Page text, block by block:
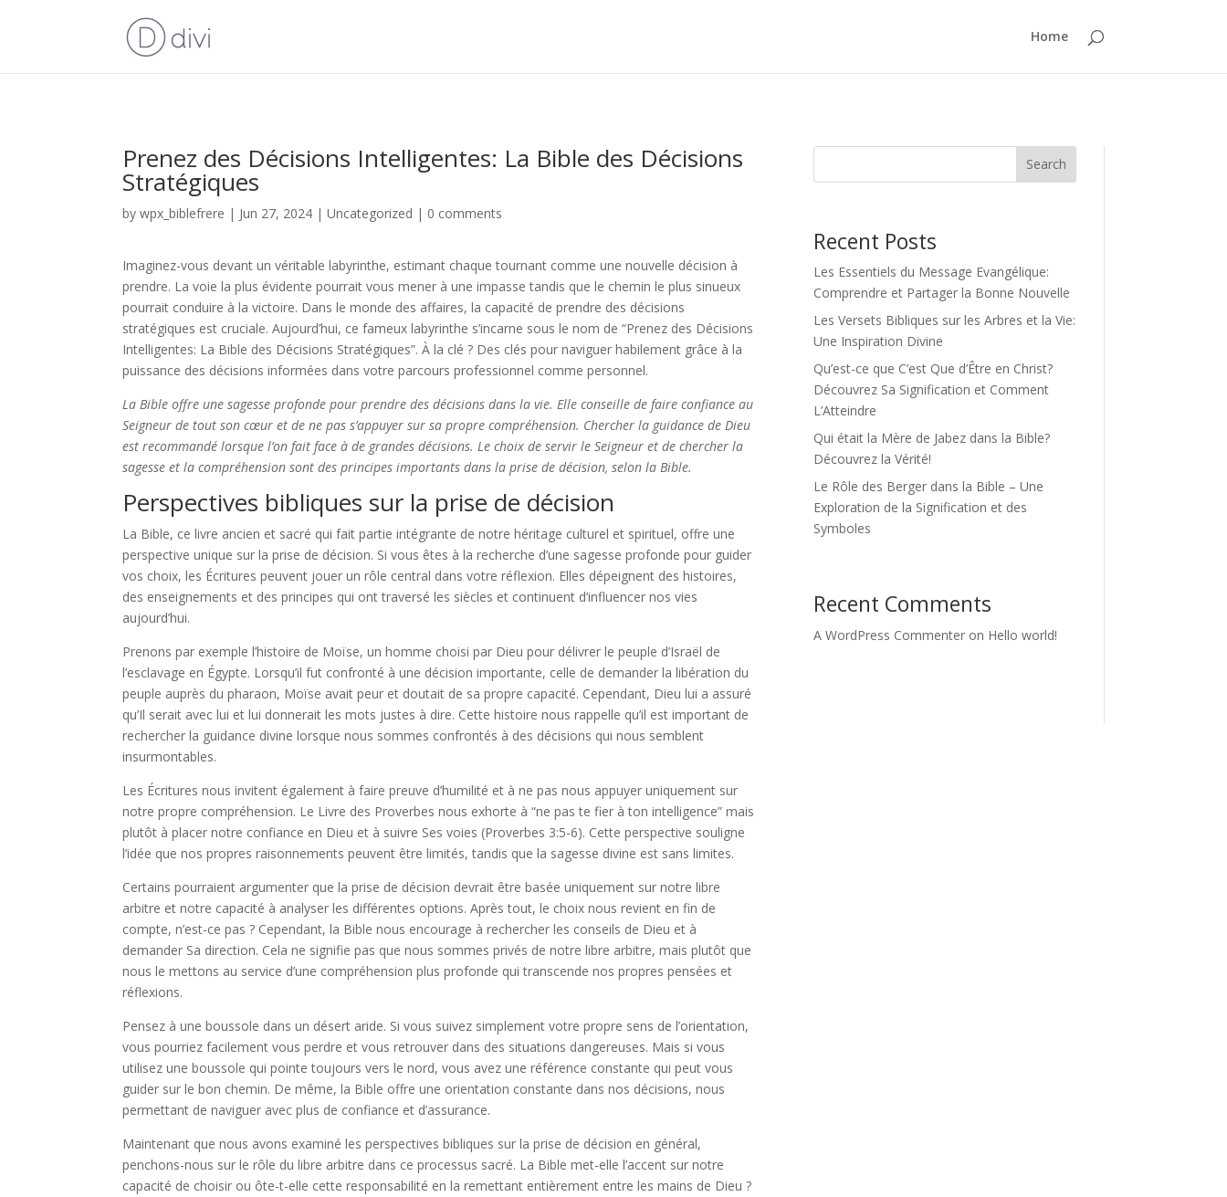
Home
Prenez des Décisions Intelligentes: La Bible des Décisions
Stratégiques
bywpx_biblefrere | Jun 27, 2024 |Uncategorized | 0 comments
Imaginez-vous devant un véritable labyrinthe, estimant chaque tournant comme une nouvelle décision à
prendre. La voie la plus évidente pourrait vous mener à une impasse tandis que le chemin le plus sinueux
pourrait conduire à la victoire. Dans le monde des affaires, la capacité de prendre des décisions
stratégiques est cruciale. Aujourd’hui, ce fameux labyrinthe s’incarne sous le nom de “Prenez des Décisions
Intelligentes: La Bible des Décisions Stratégiques”. À la clé ? Des clés pour naviguer habilement grâce à la
puissance des décisions informées dans votre parcours professionnel comme personnel.
La Bible offre une sagesse profonde pour prendre des décisions dans la vie. Elle conseille de faire confiance au
Seigneur de tout son cœur et de ne pas s’appuyer sur sa propre compréhension. Chercher la guidance de Dieu
est recommandé lorsque l’on fait face à de grandes décisions. Le choix de servir le Seigneur et de chercher la
sagesse et la compréhension sont des principes importants dans la prise de décision, selon la Bible.
Perspectives bibliques sur la prise de décision
La Bible, ce livre ancien et sacré qui fait partie intégrante de notre héritage culturel et spirituel, offre une
perspective unique sur la prise de décision. Si vous êtes à la recherche d’une sagesse profonde pour guider
vos choix, les Écritures peuvent jouer un rôle central dans votre réflexion. Elles dépeignent des histoires,
des enseignements et des principes qui ont traversé les siècles et continuent d’influencer nos vies
aujourd’hui.
Prenons par exemple l’histoire de Moïse, un homme choisi par Dieu pour délivrer le peuple d’Israël de
l’esclavage en Égypte. Lorsqu’il fut confronté à une décision importante, celle de demander la libération du
peuple auprès du pharaon, Moïse avait peur et doutait de sa propre capacité. Cependant, Dieu lui a assuré
qu’Il serait avec lui et lui donnerait les mots justes à dire. Cette histoire nous rappelle qu’il est important de
rechercher la guidance divine lorsque nous sommes confrontés à des décisions qui nous semblent
insurmontables.
Les Écritures nous invitent également à faire preuve d’humilité et à ne pas nous appuyer uniquement sur
notre propre compréhension. Le Livre des Proverbes nous exhorte à “ne pas te fier à ton intelligence” mais
plutôt à placer notre confiance en Dieu et à suivre Ses voies (Proverbes 3:5-6). Cette perspective souligne
l’idée que nos propres raisonnements peuvent être limités, tandis que la sagesse divine est sans limites.
Certains pourraient argumenter que la prise de décision devrait être basée uniquement sur notre libre
arbitre et notre capacité à analyser les différentes options. Après tout, le choix nous revient en fin de
compte, n’est-ce pas ? Cependant, la Bible nous encourage à rechercher les conseils de Dieu et à
demander Sa direction. Cela ne signifie pas que nous sommes privés de notre libre arbitre, mais plutôt que
nous le mettons au service d’une compréhension plus profonde qui transcende nos propres pensées et
réflexions.
Pensez à une boussole dans un désert aride. Si vous suivez simplement votre propre sens de l’orientation,
vous pourriez facilement vous perdre et vous retrouver dans des situations dangereuses. Mais si vous
utilisez une boussole qui pointe toujours vers le nord, vous avez une référence constante qui peut vous
guider sur le bon chemin. De même, la Bible offre une orientation constante dans nos décisions, nous
permettant de naviguer avec plus de confiance et d’assurance.
Maintenant que nous avons examiné les perspectives bibliques sur la prise de décision en général,
penchons-nous sur le rôle du libre arbitre dans ce processus sacré. La Bible met-elle l’accent sur notre
capacité de choisir ou ôte-t-elle cette responsabilité en la remettant entièrement entre les mains de Dieu ?
Search
Recent Posts
Les Essentiels du Message Evangélique:
Comprendre et Partager la Bonne Nouvelle
Les Versets Bibliques sur les Arbres et la Vie:
Une Inspiration Divine
Qu’est-ce que C’est Que d’Être en Christ?
Découvrez Sa Signification et Comment
L’Atteindre
Qui était la Mère de Jabez dans la Bible?
Découvrez la Vérité!
Le Rôle des Berger dans la Bible – Une
Exploration de la Signification et des
Symboles
Recent Comments
A WordPress Commenteron Hello world!